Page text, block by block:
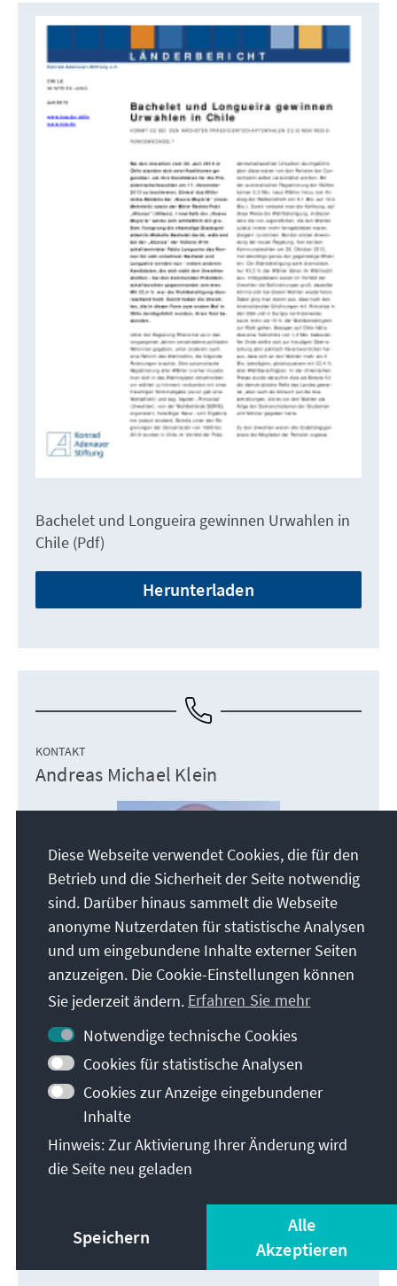
Bachelet und Longueira gewinnen Urwahlen in
Chile (Pdf)
Herunterladen
KONTAKT
Andreas Michael Klein
Leiter des Regionalprogramms Politikdialog
Asien
andreas.klein@kas.de
+65 6603 6162
Diese Webseite verwendet Cookies, die für den
Betrieb und die Sicherheit der Seite notwendig
sind. Darüber hinaus sammelt die Webseite
anonyme Nutzerdaten für statistische Analysen
und um eingebundene Inhalte externer Seiten
anzuzeigen. Die Cookie-Einstellungen können
Sie jederzeit ändern. Erfahren Sie mehr
Notwendige technische Cookies
Cookies für statistische Analysen
Cookies zur Anzeige eingebundener
Inhalte
Hinweis: Zur Aktivierung Ihrer Änderung wird
die Seite neu geladen
Speichern
Alle
Akzeptieren